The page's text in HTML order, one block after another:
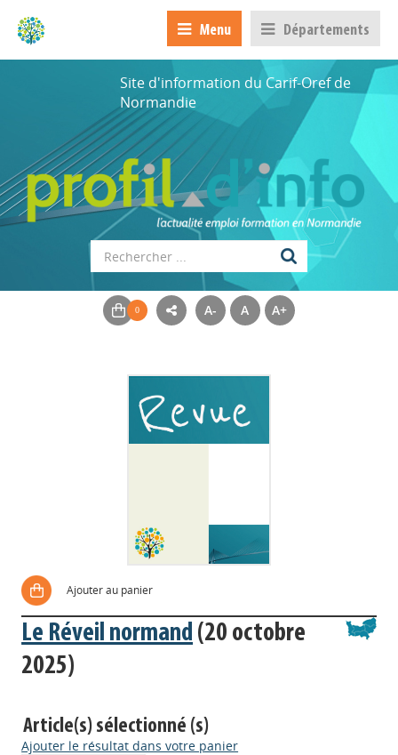
Menu Départements
Site d'information du Carif-Oref de
Normandie
A- A A+
Ajouter au panier
Le Réveil normand (20 octobre
2025)
Article(s) sélectionné (s)
Ajouter le résultat dans votre panier